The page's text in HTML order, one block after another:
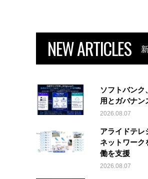
NEW ARTICLES
ソフトバンク
用とガバナン
2026.08.07
アライドテレ
ネットワーク
働を支援
2026.08.07